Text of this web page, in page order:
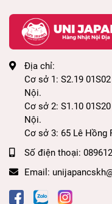
Địa chỉ:
Cơ sở 1: S2.19
Nội.
Cơ sở 2: S1.10
Nội.
Cơ sở 3: 65 Lê Hồng
Số điện thoại:
Email: